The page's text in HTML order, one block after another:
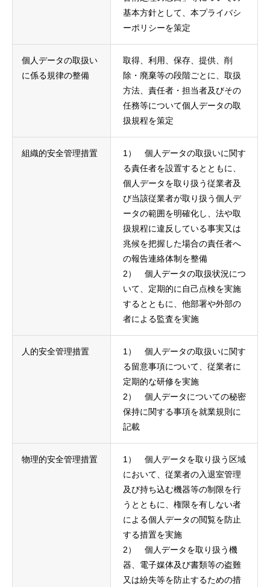
基本方針として、本プライバシ
ーポリシーを策定
個人データの取扱い
に係る規律の整備
取得、利用、保存、提供、削
除・廃棄等の段階ごとに、取扱
方法、責任者・担当者及びその
任務等について個人データの取
扱規程を策定
組織的安全管理措置
1） 個人データの取扱いに関す
る責任者を設置するとともに、
個人データを取り扱う従業者及
び当該従業者が取り扱う個人デ
ータの範囲を明確化し、法や取
扱規程に違反している事実又は
兆候を把握した場合の責任者へ
の報告連絡体制を整備
2） 個人データの取扱状況につ
いて、定期的に自己点検を実施
するとともに、他部署や外部の
者による監査を実施
人的安全管理措置
1） 個人データの取扱いに関す
る留意事項について、従業者に
定期的な研修を実施
2） 個人データについての秘密
保持に関する事項を就業規則に
記載
物理的安全管理措置
1） 個人データを取り扱う区域
において、従業者の入退室管理
及び持ち込む機器等の制限を行
うとともに、権限を有しない者
による個人データの閲覧を防止
する措置を実施
2） 個人データを取り扱う機
器、電子媒体及び書類等の盗難
又は紛失等を防止するための措